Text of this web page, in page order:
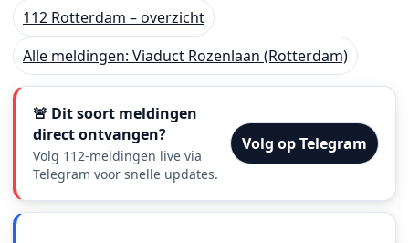
112 Rotterdam – overzicht
Alle meldingen: Viaduct Rozenlaan (Rotterdam)
🚨 Dit soort meldingen
direct ontvangen?
Volg 112-meldingen live via
Telegram voor snelle updates.
Volg op Telegram